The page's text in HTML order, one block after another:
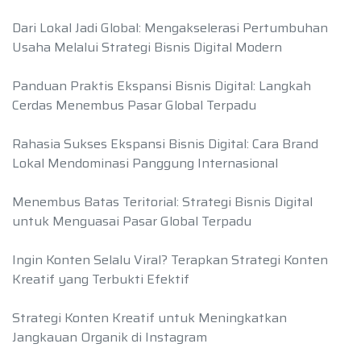
Dari Lokal Jadi Global: Mengakselerasi Pertumbuhan
Usaha Melalui Strategi Bisnis Digital Modern
Panduan Praktis Ekspansi Bisnis Digital: Langkah
Cerdas Menembus Pasar Global Terpadu
Rahasia Sukses Ekspansi Bisnis Digital: Cara Brand
Lokal Mendominasi Panggung Internasional
Menembus Batas Teritorial: Strategi Bisnis Digital
untuk Menguasai Pasar Global Terpadu
Ingin Konten Selalu Viral? Terapkan Strategi Konten
Kreatif yang Terbukti Efektif
Strategi Konten Kreatif untuk Meningkatkan
Jangkauan Organik di Instagram